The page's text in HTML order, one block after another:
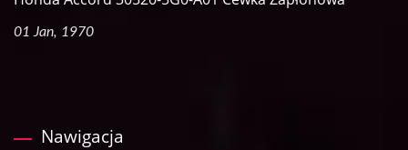
01 Jan, 1970
Nawigacja